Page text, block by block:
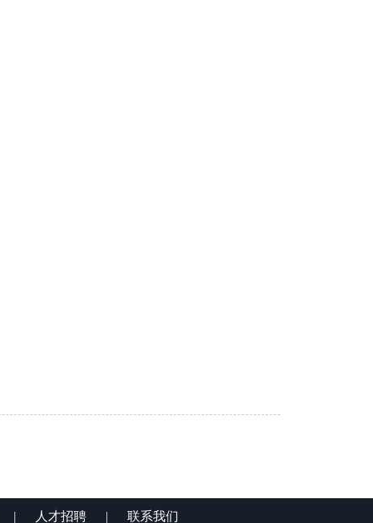
| 人才招聘| 联系我们